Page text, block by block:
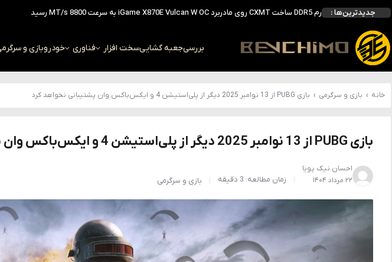
جدیدترین‌ها :
بررسی ASUS ROG Astral RTX 5090 در برابر Astral LC؛ آیا کارت گرافیک خنک‌تر واقعاً سریع‌تر است؟
انویدیا پردازنده 88 هسته‌ای Vera را معرفی کرد؛ CPU اختصاصی برای نسل بعدی هوش مصنوعی
بررسیجعبه گشاییسخت افزار فناوری خودروبازی و
خانه › بازی و سرگرمی › بازی PUBG از 13 نوامبر 2025 دیگر از پلی‌استیشن 4 و ایکس‌باکس وان پشتیبانی نخواهد کرد
بازی PUBG از 13 نوامبر 2025 دیگر از پلی‌استیشن 4 و ایکس‌باکس وان پشتیبانی نخواهد کرد
احسان نیک پویا
۲۲ مرداد ۱۴۰۴
زمان مطالعه: 3 دقیقه بازی و سرگرمی